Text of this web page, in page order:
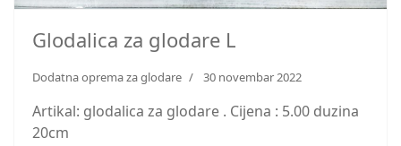
Glodalica za glodare L
Dodatna oprema za glodare 30 novembar 2022
Artikal: glodalica za glodare . Cijena : 5.00 duzina
20cm